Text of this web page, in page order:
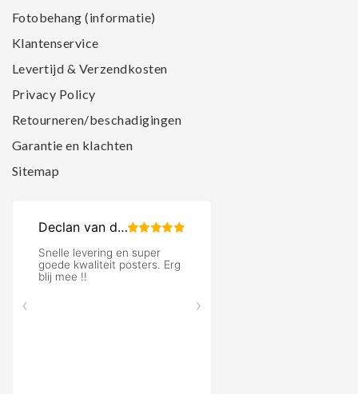
Fotobehang (informatie)
Klantenservice
Levertijd & Verzendkosten
Privacy Policy
Retourneren/beschadigingen
Garantie en klachten
Sitemap